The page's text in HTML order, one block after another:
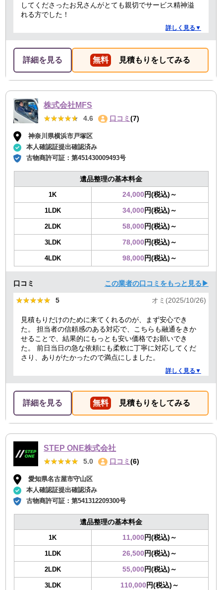
してくださったお兄さんがとても親切でサービス精神溢
れる方でした！
詳しく見る▼
詳細を見る 無料 見積もりをしてみる
株式会社MFS
★★★★★
★★★★★ 4.6 口コミ (7)
神奈川県横浜市戸塚区
本人確認証提出確認済み
古物商許可証：第451430009493号
遺品整理の基本料金
1K 24,000円(税込)～
1LDK 34,000円(税込)～
2LDK 58,000円(税込)～
3LDK 78,000円(税込)～
4LDK 98,000円(税込)～
口コミ この業者の口コミをもっと見る▶
★★★★★
★★★★★ 5 オミ(2025/10/26)
見積もりだけのために来てくれるのが、まず安心でき
た。 担当者の信頼感のある対応で、こちらも融通をきか
せることで、結果的にもっとも安い価格でお願いでき
た。 前日当日の急な依頼にも柔軟に丁寧に対応してくだ
さり、ありがたかったので満点にしました。
詳しく見る▼
詳細を見る 無料 見積もりをしてみる
STEP ONE株式会社
★★★★★
★★★★★ 5.0 口コミ (6)
愛知県名古屋市守山区
本人確認証提出確認済み
古物商許可証：第541312209300号
遺品整理の基本料金
1K 11,000円(税込)～
1LDK 26,500円(税込)～
2LDK 55,000円(税込)～
3LDK 110,000円(税込)～